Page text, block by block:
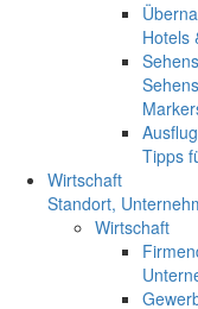
Hotels
Tipps
Wirtschaft
Standort,
Wirtschaft